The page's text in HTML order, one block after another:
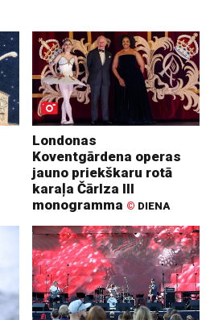
Londonas
Koventgārdena operas
jauno priekškaru rotā
karaļa Čārlza III
monogramma © DIENA